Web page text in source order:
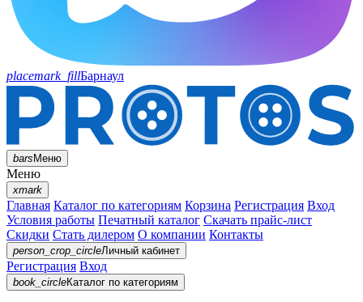
placemark_fillБарнаул
barsМеню
Меню
xmark
Главная Каталог по категориям Корзина Регистрация Вход
Условия работы Печатный каталог Скачать прайс-лист
Скидки Стать дилером О компании Контакты
person_crop_circleЛичный кабинет
Регистрация Вход
book_circleКаталог по категориям